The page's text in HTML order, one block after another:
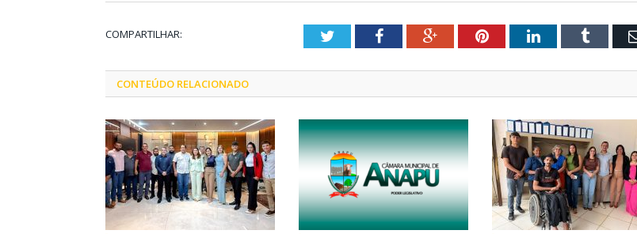
COMPARTILHAR: TwitterFacebookGoogle+PinterestLinkedInTumblr
CONTEÚDO RELACIONADO